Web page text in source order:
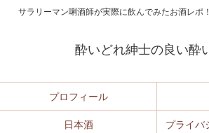
サラリーマン唎酒師が実際に飲んでみたお酒レポ
酔いどれ紳士の良い酔
プロフィール
日本酒 プライバ